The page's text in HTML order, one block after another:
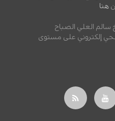
هنا
العلي الصباح
إلكتروني على مستوى